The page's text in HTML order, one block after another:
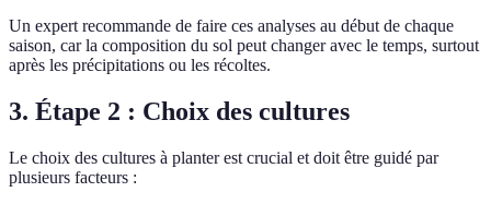
Un expert recommande de faire ces analyses au début de chaque
saison, car la composition du sol peut changer avec le temps, surtout
après les précipitations ou les récoltes.
3. Étape 2 : Choix des cultures
Le choix des cultures à planter est crucial et doit être guidé par
plusieurs facteurs :